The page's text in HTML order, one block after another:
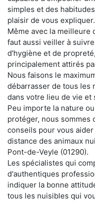
simples et des
plaisir de vous expliquer.
Même avec la meilleure
faut aussi veiller à
d'hygiène et de
principalement attirés
Nous faisons le
débarrasser de tous les
dans votre lieu de vie et
Peu importe la nature
protéger, nous sommes
conseils pour vous
distance des animaux
Pont-de-Veyle (01290).
Les spécialistes qui
d'authentiques
indiquer la bonne
tous les nuisibles qui